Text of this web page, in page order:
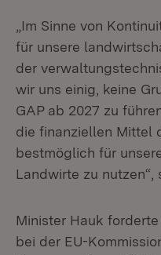
„Im Sinne von
für unsere
der
wir uns einig, keine
GAP ab 2027 zu
die finanziellen Mittel
bestmöglich für
Landwirte zu nutzen“,
Minister Hauk
bei der EU-